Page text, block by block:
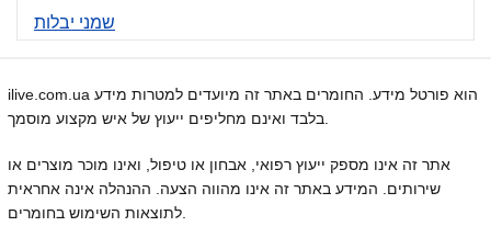
שמני יבלות
ilive.com.ua הוא פורטל מידע. החומרים באתר זה מיועדים למטרות מידע
אתר זה אינו מספק ייעוץ רפואי, אבחון או טיפול, ואינו מוכר מוצרים או
שירותים. המידע באתר זה אינו מהווה הצעה. ההנהלה אינה אחראית